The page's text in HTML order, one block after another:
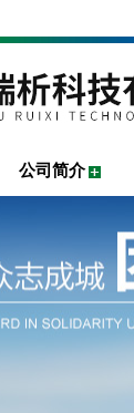
公司简介